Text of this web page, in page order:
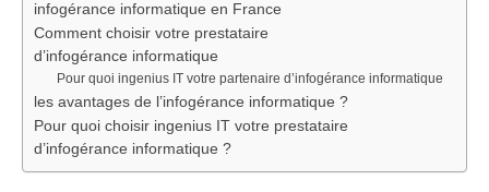
infogérance informatique en France
Comment choisir votre prestataire
d’infogérance informatique
Pour quoi ingenius IT votre partenaire d’infogérance informatique
les avantages de l’infogérance informatique ?
Pour quoi choisir ingenius IT votre prestataire
d’infogérance informatique ?